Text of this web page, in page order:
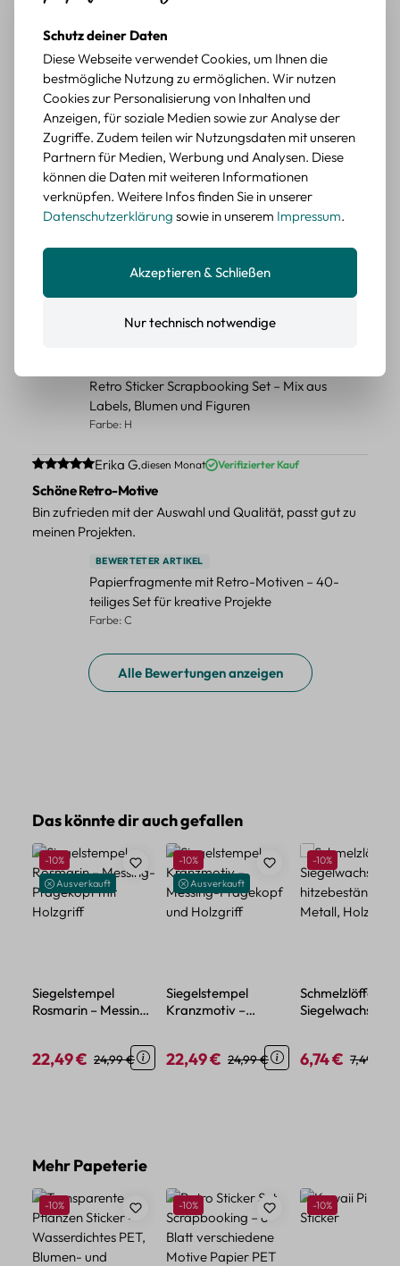
Retro Briefmarken Sticker Set – 45 Papier-
Sticker mit Wald- und Tiermotiven
Durchschnittliche Bewertung von 5 von 5 Sternen
Erika G. diesen Monat Verifizierter Kauf
Schöne Motive
Die Sticker passen gut zu meinen Büchern, würde sie
wieder kaufen.
Retro Blumen Sticker Set – 45 Stück mit 15
verschiedene Motive
Durchschnittliche Bewertung von 5 von 5 Sternen
Erika G.diesen Monat Verifizierter Kauf
Tolle Sticker
Schöne Deko-Teile für meine Bücher, es passt zu meinem
Retro Sticker Scrapbooking Set – Mix aus
Labels, Blumen und Figuren
Farbe: H
Durchschnittliche Bewertung von 5 von 5 Sternen
Erika G.diesen Monat Verifizierter Kauf
Schöne Retro-Motive
Bin zufrieden mit der Auswahl und Qualität, passt gut zu
meinen Projekten.
BEWERTETER ARTIKEL
Papierfragmente mit Retro-Motiven – 40-
teiliges Set für kreative Projekte
Farbe: C
Alle Bewertungen anzeigen
Produktgalerie überspringen
Das könnte dir auch gefallen
Rabatt
-10%
Ausverkauft
Siegelstempel
Rosmarin – Messing-
Verkaufspreis:
22,49 € Regulärer Preis:
24,99 €
Rabatt
-10%
Ausverkauft
Siegelstempel
Kranzmotiv –
Verkaufspreis:
22,49 € Regulärer Preis:
24,99 €
Rabatt
-10%
Schmelzlöffel für
Siegelwachs –
Verkaufspreis:
6,74 € 7,49 €
Produktgalerie überspringen
Mehr Papeterie
Rabatt
-10% Rabatt
-10% Rabatt
-10%
Schutz deiner Daten
Diese Webseite verwendet Cookies, um Ihnen die
bestmögliche Nutzung zu ermöglichen. Wir nutzen
Cookies zur Personalisierung von Inhalten und
Anzeigen, für soziale Medien sowie zur Analyse der
Zugriffe. Zudem teilen wir Nutzungsdaten mit unseren
Partnern für Medien, Werbung und Analysen. Diese
können die Daten mit weiteren Informationen
verknüpfen. Weitere Infos finden Sie in unserer
Datenschutzerklärung sowie in unserem Impressum.
Nur technisch notwendige
Akzeptieren & Schließen